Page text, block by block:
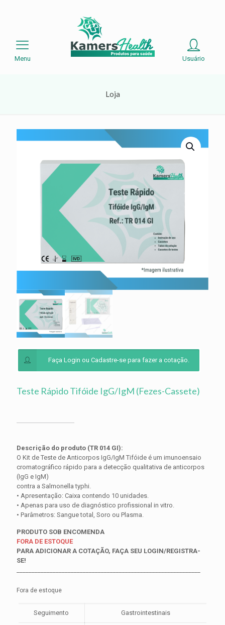
Menu Usuário
Loja
Faça Login ou Cadastre-se para fazer a cotação.
Teste Rápido Tifóide IgG/IgM (Fezes-Cassete)
Descrição do produto (TR 014 GI):
O Kit de Teste de Anticorpos IgG/IgM Tifóide é um imunoensaio
cromatográfico rápido para a detecção qualitativa de anticorpos
(IgG e IgM)
contra a Salmonella typhi.
• Apresentação: Caixa contendo 10 unidades.
• Apenas para uso de diagnóstico profissional in vitro.
• Parâmetros: Sangue total, Soro ou Plasma.
PRODUTO SOB ENCOMENDA
FORA DE ESTOQUE
PARA ADICIONAR A COTAÇÃO, FAÇA SEU LOGIN/REGISTRA-
SE!
Fora de estoque
Seguimento Gastrointestinais